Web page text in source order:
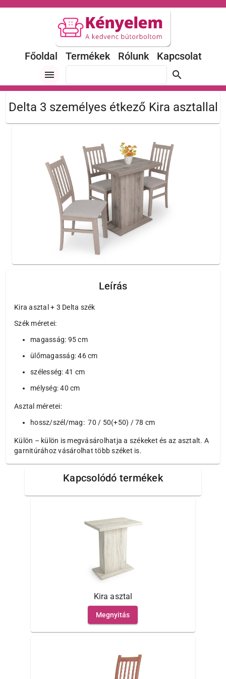
Főoldal Termékek Rólunk
Kapcsolat
menu
search
Delta 3 személyes étkező Kira asztallal
Leírás
Kira asztal + 3 Delta szék
Szék méretei:
magasság: 95 cm
ülőmagasság: 46 cm
szélesség: 41 cm
mélység: 40 cm
Asztal méretei:
hossz/szél/mag: 70 / 50(+50) / 78 cm
Külön – külön is megvásárolhatja a székeket és az asztalt. A
garnitúrához vásárolhat több széket is.
Kapcsolódó termékek
Kira asztal
Megnyitás